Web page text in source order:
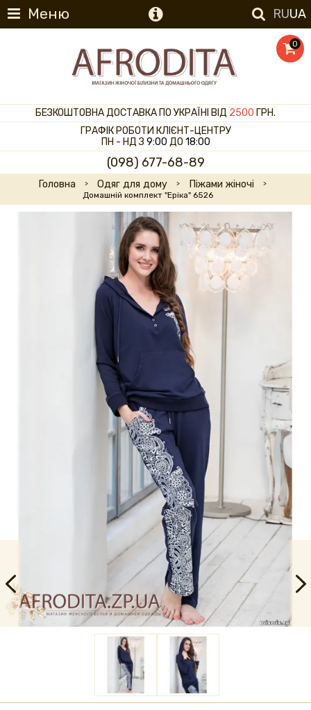
Меню RUUA
0
БЕЗКОШТОВНА ДОСТАВКА ПО УКРАЇНІ ВІД 2500 ГРН.
ГРАФІК РОБОТИ КЛІЄНТ-ЦЕНТРУ
ПН - НД З 9:00 ДО 18:00
(098) 677-68-89
Головна Одяг для дому Піжами жіночі
Домашній комплект "Еріка" 6526